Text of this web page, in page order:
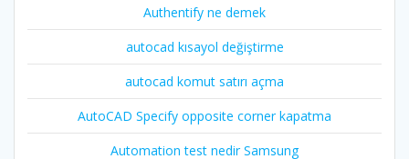
Authentify ne demek
autocad kısayol değiştirme
autocad komut satırı açma
AutoCAD Specify opposite corner kapatma
Automation test nedir Samsung